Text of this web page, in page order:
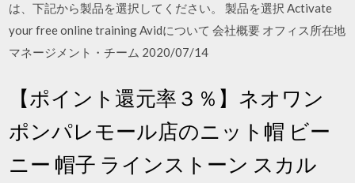
は、下記から製品を選択してください。 製品を選択 Activate
your free online training Avidについて 会社概要 オフィス所在地
マネージメント・チーム 2020/07/14
【ポイント還元率３％】ネオワン
ポンパレモール店のニット帽 ビー
ニー 帽子 ラインストーン スカル